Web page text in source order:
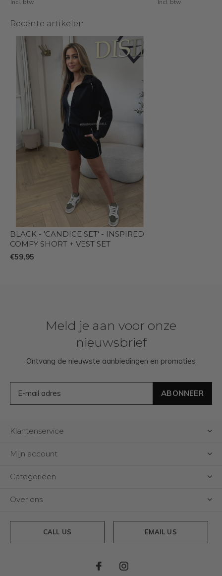
Incl. btw Incl. btw
Recente artikelen
BLACK - 'CANDICE SET' - INSPIRED
COMFY SHORT + VEST SET
€59,95
Meld je aan voor onze
nieuwsbrief
Ontvang de nieuwste aanbiedingen en promoties
ABONNEER
Klantenservice
Mijn account
Categorieën
Over ons
CALL US EMAIL US